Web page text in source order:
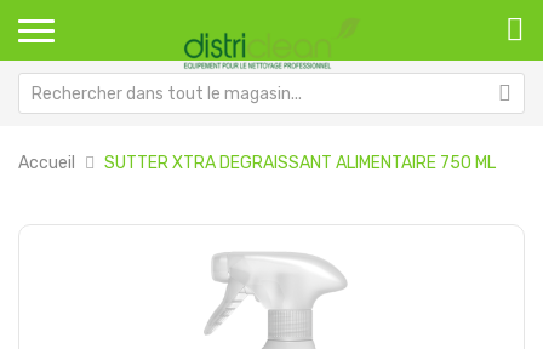
Accueil SUTTER XTRA DEGRAISSANT ALIMENTAIRE 750 ML
Passer